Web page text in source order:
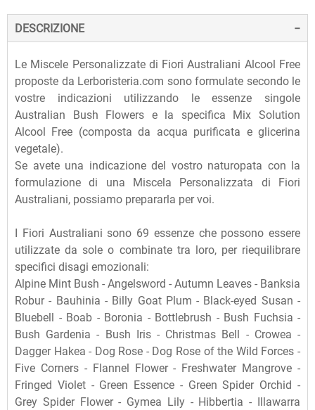
DESCRIZIONE
Le Miscele Personalizzate di Fiori Australiani Alcool Free
proposte da Lerboristeria.com sono formulate secondo le
vostre indicazioni utilizzando le essenze singole
Australian Bush Flowers e la specifica Mix Solution
Alcool Free (composta da acqua purificata e glicerina
vegetale).
Se avete una indicazione del vostro naturopata con la
formulazione di una Miscela Personalizzata di Fiori
Australiani, possiamo prepararla per voi.
I Fiori Australiani sono 69 essenze che possono essere
utilizzate da sole o combinate tra loro, per riequilibrare
specifici disagi emozionali:
Alpine Mint Bush - Angelsword - Autumn Leaves - Banksia
Robur - Bauhinia - Billy Goat Plum - Black-eyed Susan -
Bluebell - Boab - Boronia - Bottlebrush - Bush Fuchsia -
Bush Gardenia - Bush Iris - Christmas Bell - Crowea -
Dagger Hakea - Dog Rose - Dog Rose of the Wild Forces -
Five Corners - Flannel Flower - Freshwater Mangrove -
Fringed Violet - Green Essence - Green Spider Orchid -
Grey Spider Flower - Gymea Lily - Hibbertia - Illawarra